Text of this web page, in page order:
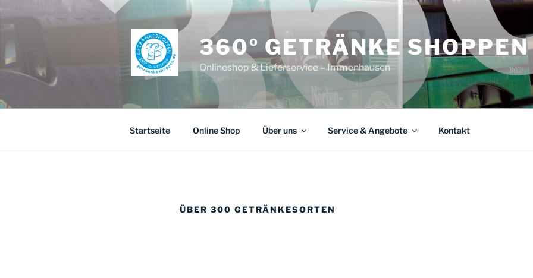
360º GETRÄNKE SHOPPEN
Onlineshop & Lieferservice – Immenhausen
Startseite Online Shop Über uns Service & Angebote Kontakt
ÜBER 300 GETRÄNKESORTEN